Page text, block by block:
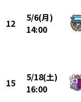
12
5/6(月)
14:00
15
5/18(土)
16:00